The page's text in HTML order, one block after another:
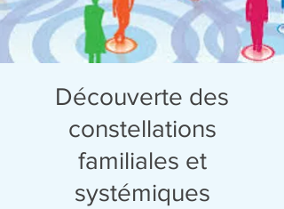
Découverte des
constellations
familiales et
systémiques